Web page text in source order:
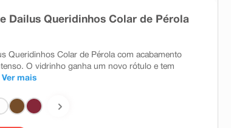
Dailus Queridinhos Colar de Pérola
Queridinhos Colar de Pérola com acabamento
O vidrinho ganha um novo rótulo e tem
Ver mais